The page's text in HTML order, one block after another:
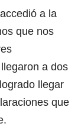
a la
que nos
a dos
llegar
que